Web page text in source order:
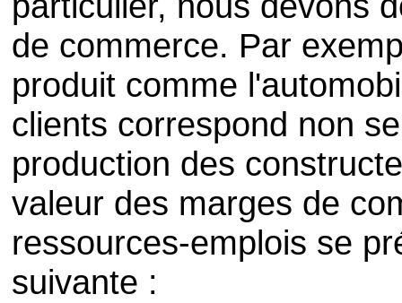
de commerce. Par
produit comme
clients correspond non
production des
valeur des marges de
ressources-emplois se
suivante :